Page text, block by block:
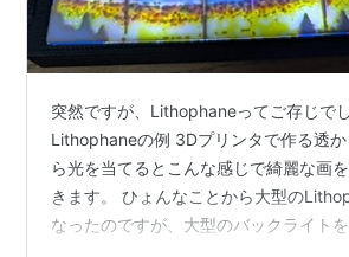
突然ですが、Lithophaneってご存じで
Lithophaneの例 3Dプリンタで作る透
ら光を当てるとこんな感じで綺麗な画
きます。 ひょんなことから大型の
なったのですが、大型のバックライト